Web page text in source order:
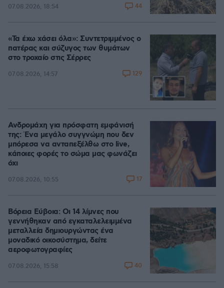
07.08.2026, 18:54 44
«Τα έχω χάσει όλα»: Συντετριμμένος ο
πατέρας και σύζυγος των θυμάτων
στο τροχαίο στις Σέρρες
07.08.2026, 14:57 129
Ανδρομάχη για πρόσφατη εμφάνισή
της: Ένα μεγάλο συγγνώμη που δεν
μπόρεσα να ανταπεξέλθω στο live,
κάποιες φορές το σώμα μας φωνάζει
όχι
07.08.2026, 10:55 17
Βόρεια Εύβοια: Οι 14 λίμνες που
γεννήθηκαν από εγκαταλελειμμένα
μεταλλεία δημιουργώντας ένα
μοναδικό οικοσύστημα, δείτε
αεροφωτογραφίες
07.08.2026, 15:58 40